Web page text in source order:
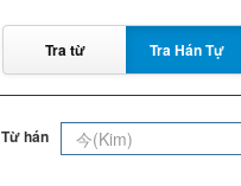
Tra từ Tra Hán Tự
Từ hán